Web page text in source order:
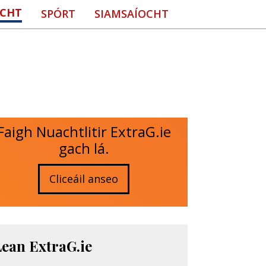
SPÓRT SIAMSAÍOCHT
Nuachtlitir ExtraG.ie
gach lá.
Cliceáil anseo
ExtraG.ie